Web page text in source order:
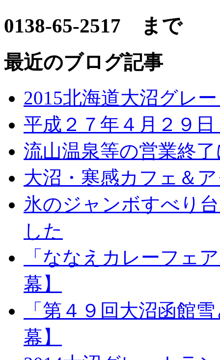
0138-65-2517 まで
最近のブログ記事
2015北海道大沼グレ
平成２７年４月２９
流山温泉等の営業終
大沼・寒感カフェ＆
氷のジャンボすべり
した
「ななえカレーフェ
幕】
「第４９回大沼函館
幕】